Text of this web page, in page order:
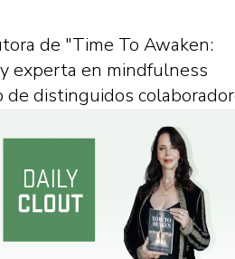
de "Time To Awaken:
experta en mindfulness
de distinguidos